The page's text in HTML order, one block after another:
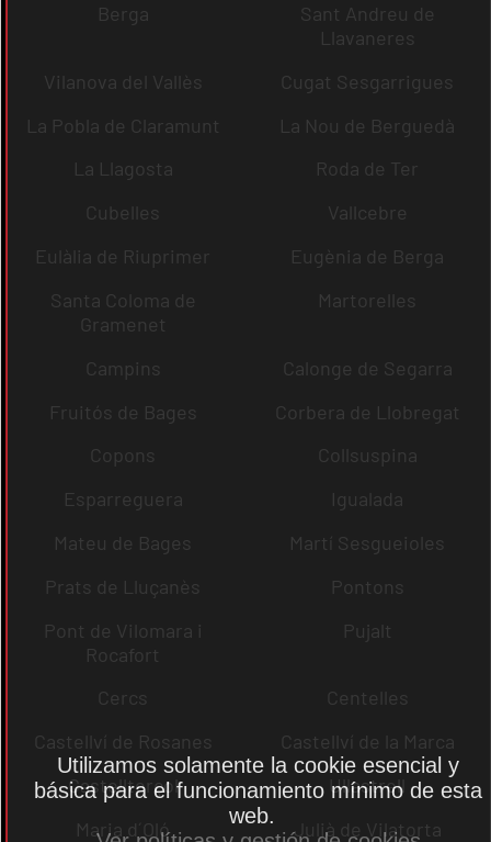
Berga
Sant Andreu de
Llavaneres
Vilanova del Vallès
Cugat Sesgarrigues
La Pobla de Claramunt
La Nou de Berguedà
La Llagosta
Roda de Ter
Cubelles
Vallcebre
Eulàlia de Riuprimer
Eugènia de Berga
Santa Coloma de
Gramenet
Martorelles
Campins
Calonge de Segarra
Fruitós de Bages
Corbera de Llobregat
Copons
Collsuspina
Esparreguera
Igualada
Mateu de Bages
Martí Sesgueioles
Prats de Lluçanès
Pontons
Pont de Vilomara i
Rocafort
Pujalt
Cercs
Centelles
Castellví de Rosanes
Castellví de la Marca
Castellterçol
Ullastrell
Maria d´Oló
Julià de Vilatorta
Utilizamos solamente la cookie esencial y
básica para el funcionamiento mínimo de esta
web.